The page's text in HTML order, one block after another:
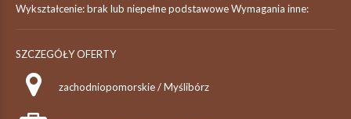
Wykształcenie: brak lub niepełne podstawowe Wymagania inne:
SZCZEGÓŁY OFERTY
zachodniopomorskie / Myślibórz